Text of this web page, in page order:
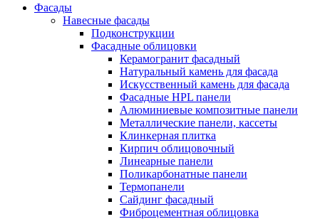
Фасады
Навесные фасады
Подконструкции
Фасадные облицовки
Керамогранит фасадный
Натуральный камень для фасада
Искусственный камень для фасада
Фасадные HPL панели
Алюминиевые композитные панели
Металлические панели, кассеты
Клинкерная плитка
Кирпич облицовочный
Линеарные панели
Поликарбонатные панели
Термопанели
Сайдинг фасадный
Фиброцементная облицовка